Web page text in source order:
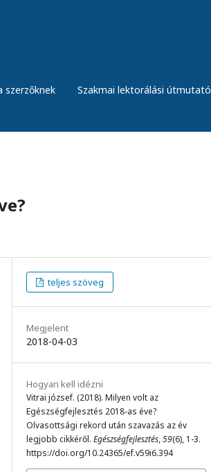
Szakmai lektorálási útmutató
teljes szöveg
Megjelent
2018-04-03
Hogyan kell idézni
Vitrai józsef. (2018). Milyen volt az
Egészségfejlesztés 2018-as éve?
Olvasottsági rekord után szavazás az év
legjobb cikkéről. Egészségfejlesztés,59(6), 1-3.
https://doi.org/10.24365/ef.v59i6.394